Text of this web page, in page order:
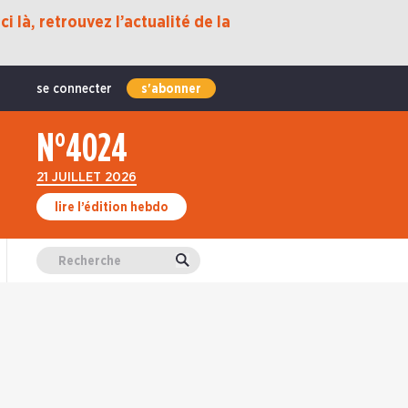
là, retrouvez l’actualité de la
se connecter s'abonner
N°4024
21 JUILLET 2026
lire l’édition hebdo
Valider